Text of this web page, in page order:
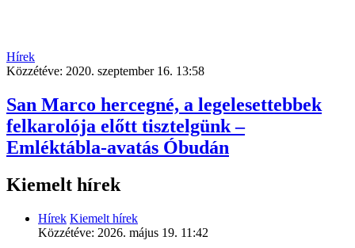
Hírek
Közzétéve: 2020. szeptember 16. 13:58
San Marco hercegné, a legelesettebbek
felkarolója előtt tisztelgünk –
Emléktábla-avatás Óbudán
Kiemelt hírek
Hírek Kiemelt hírek
Közzétéve: 2026. május 19. 11:42